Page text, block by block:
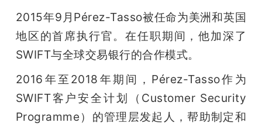
2015年9月Pérez-Tasso被任命为美洲和英国
地区的首席执行官。在任职期间，他加深了
SWIFT与全球交易银行的合作模式。
2016年至2018年期间，Pérez-Tasso作为
SWIFT客户安全计划（Customer Security
Programme）的管理层发起人，帮助制定和